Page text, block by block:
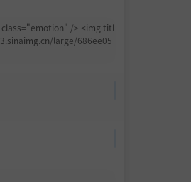
class="emotion" /> <img titl
large/686ee05